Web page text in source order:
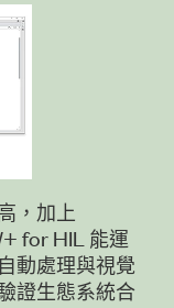
，加上
for HIL 能運
動處理與視覺
證生態系統合